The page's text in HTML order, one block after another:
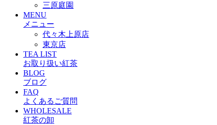
三原庭園
MENU
メニュー
代々木上原店
東京店
TEA LIST
お取り扱い紅茶
BLOG
ブログ
FAQ
よくあるご質問
WHOLESALE
紅茶の卸